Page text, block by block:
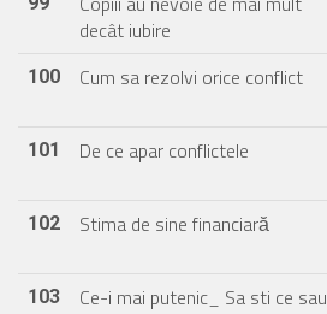
decât iubire
100 Cum sa rezolvi orice conflict
101 De ce apar conflictele
102 Stima de sine financiară
103
Ce-i mai putenic_ Sa sti ce sau